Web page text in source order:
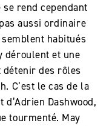
rend cependant
aussi ordinaire
semblent habitués
déroulent et une
détenir des rôles
C’est le cas de la
Dashwood,
tourmenté. May